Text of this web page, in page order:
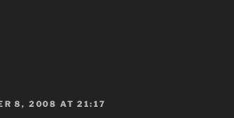
8, 2008 AT 21:17